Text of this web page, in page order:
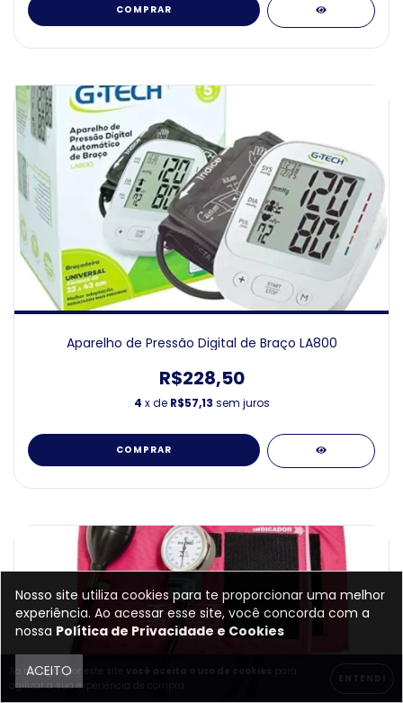
Ao navegar por este site você aceita o uso de cookies
agilizar a sua experiência de compra.
COMPRAR
Aparelho de Pressão Digital de Braço LA800
R$228,50
4 x de R$57,13 sem juros
COMPRAR
Nosso site utiliza cookies para te proporcionar uma melhor
experiência. Ao acessar esse site, você concorda com a
nossa Política de Privacidade e Cookies
ACEITO